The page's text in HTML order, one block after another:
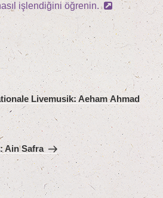
işlendiğini öğrenin.
Live­mu­sik: Aeham Ahmad
Ain Safra